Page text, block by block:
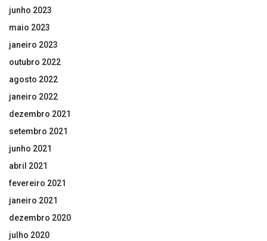
junho 2023
maio 2023
janeiro 2023
outubro 2022
agosto 2022
janeiro 2022
dezembro 2021
setembro 2021
junho 2021
abril 2021
fevereiro 2021
janeiro 2021
dezembro 2020
julho 2020